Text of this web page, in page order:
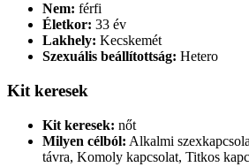
Nem: férfi
Életkor: 33 év
Lakhely: Kecskemét
Szexuális beállítottság: Hetero
Kit keresek
Kit keresek: nőt
Milyen célból: Alkalmi
távra, Komoly kapcsolat, Titkos